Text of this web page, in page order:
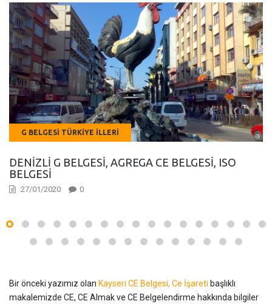
G BELGESI TÜRKIYE İLLERI
DENIZLI G BELGESI, AGREGA CE BELGESI, ISO
BELGESI
27/01/2020 0
Bir önceki yazımız olan Kayseri CE Belgesi, Ce İşareti başlıklı
makalemizde CE, CE Almak ve CE Belgelendirme hakkında bilgiler